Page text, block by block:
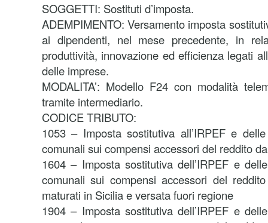
SOGGETTI: Sostituti d’imposta.
ADEMPIMENTO: Versamento imposta
ai dipendenti, nel mese precedente, in
produttività, innovazione ed efficienza legati
delle imprese.
MODALITA’: Modello F24 con modalità
tramite intermediario.
CODICE TRIBUTO:
1053 – Imposta sostitutiva all’IRPEF e
comunali sui compensi accessori del reddito
1604 – Imposta sostitutiva dell’IRPEF e
comunali sui compensi accessori del
maturati in Sicilia e versata fuori regione
1904 – Imposta sostitutiva dell’IRPEF e